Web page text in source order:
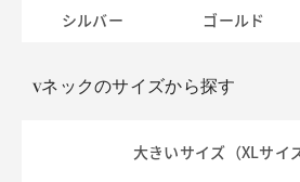
シルバー
ゴールド
vネックのサイズから探す
大きいサイズ（XLサイ